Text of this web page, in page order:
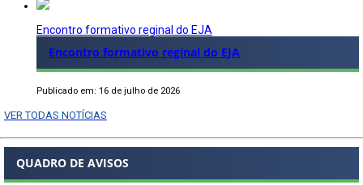
Encontro formativo reginal do EJA
Encontro formativo reginal do EJA
Publicado em: 16 de julho de 2026
VER TODAS NOTÍCIAS
QUADRO DE AVISOS